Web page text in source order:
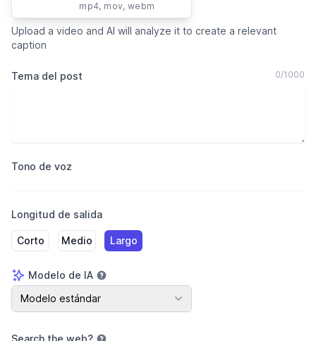
mp4, mov, webm
Upload a video and AI will analyze it to create a relevant
caption
Tema del post 0/1000
Tono de voz
Longitud de salida
Corto Medio Largo
Modelo de IA
Modelo de IA
Modelo estándar
Search the web?